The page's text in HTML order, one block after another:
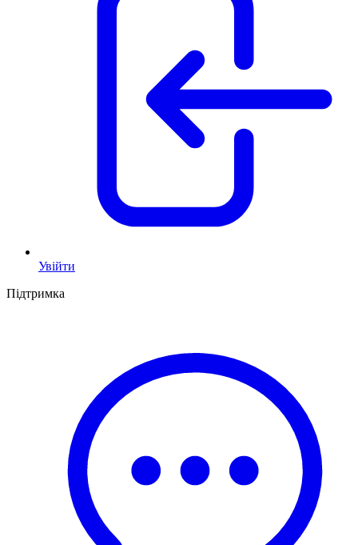
Увійти
Підтримка